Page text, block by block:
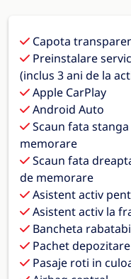
Capota
Preinstalare
(inclus 3 ani de la
Apple CarPlay
Android Auto
Scaun fata
memorare
Scaun fata
de memorare
Asistent activ
Asistent activ la
Bancheta
Pachet
Pasaje roti in